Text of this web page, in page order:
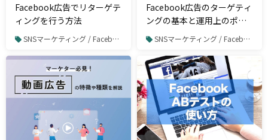
Facebook広告でリターゲテ
ィングを行う方法
SNSマーケティング / Facebook / Facebook広告
Facebook広告のターゲティ
ングの基本と運用上のポイ
ントを解説
SNSマーケティング / Facebook / Facebook広告